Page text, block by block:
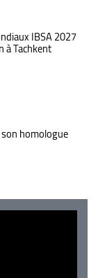
IBSA 2027
à Tachkent
homologue